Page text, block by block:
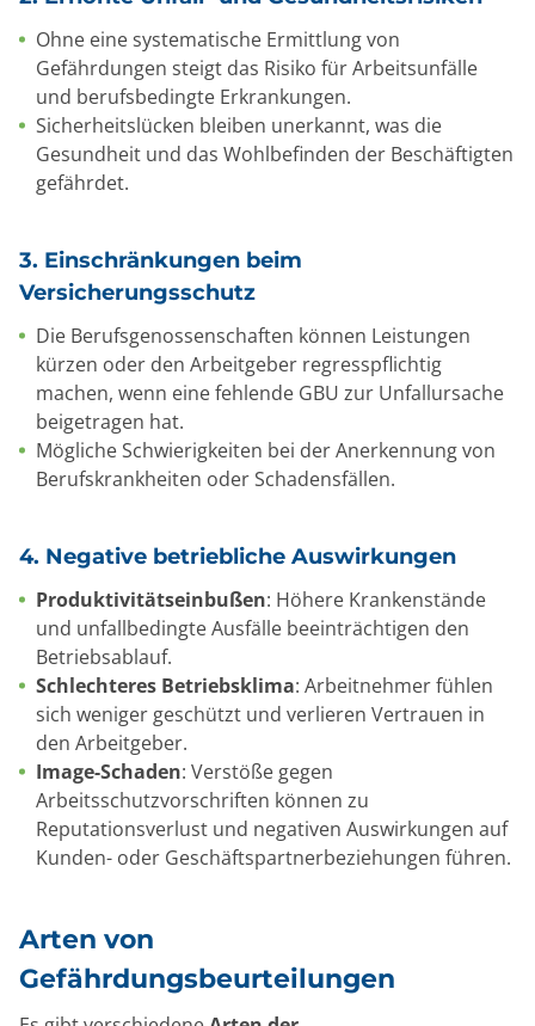
Ohne eine systematische Ermittlung von
Gefährdungen steigt das Risiko für Arbeitsunfälle
und berufsbedingte Erkrankungen.
Sicherheitslücken bleiben unerkannt, was die
Gesundheit und das Wohlbefinden der Beschäftigten
gefährdet.
3. Einschränkungen beim
Versicherungsschutz
Die Berufsgenossenschaften können Leistungen
kürzen oder den Arbeitgeber regresspflichtig
machen, wenn eine fehlende GBU zur Unfallursache
beigetragen hat.
Mögliche Schwierigkeiten bei der Anerkennung von
Berufskrankheiten oder Schadensfällen.
4. Negative betriebliche Auswirkungen
Produktivitätseinbußen: Höhere Krankenstände
und unfallbedingte Ausfälle beeinträchtigen den
Betriebsablauf.
Schlechteres Betriebsklima: Arbeitnehmer fühlen
sich weniger geschützt und verlieren Vertrauen in
den Arbeitgeber.
Image-Schaden: Verstöße gegen
Arbeitsschutzvorschriften können zu
Reputationsverlust und negativen Auswirkungen auf
Kunden- oder Geschäftspartnerbeziehungen führen.
Arten von
Gefährdungsbeurteilungen